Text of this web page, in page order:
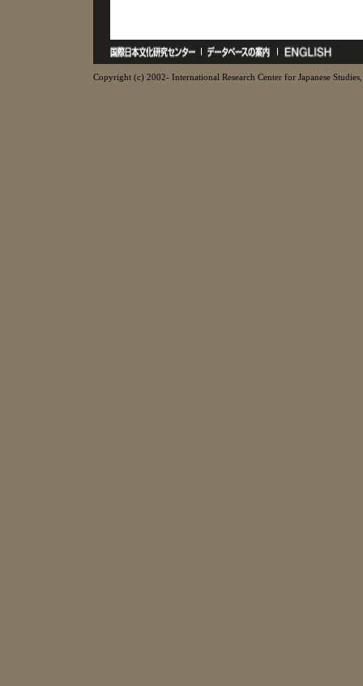
Copyright (c) 2002- International Research Center for Japanese